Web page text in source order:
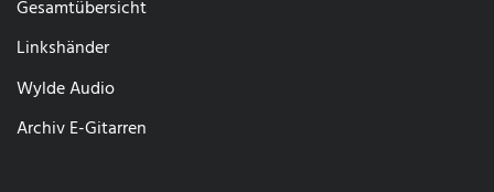
Gesamtübersicht
Linkshänder
Wylde Audio
Archiv E-Gitarren